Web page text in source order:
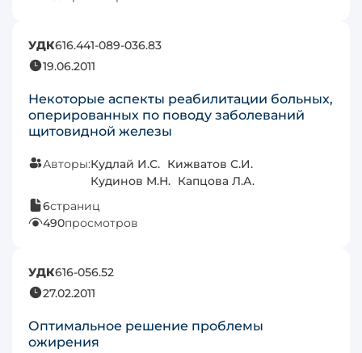
УДК616.441-089-036.83
19.06.2011
Некоторые аспекты реабилитации больных,
оперированных по поводу заболеваний
щитовидной железы
Авторы:Кудлай И.С. Кижватов С.И.
Кудинов М.Н. Капцова Л.А.
6страниц
490просмотров
УДК616-056.52
27.02.2011
Оптимальное решение проблемы
ожирения